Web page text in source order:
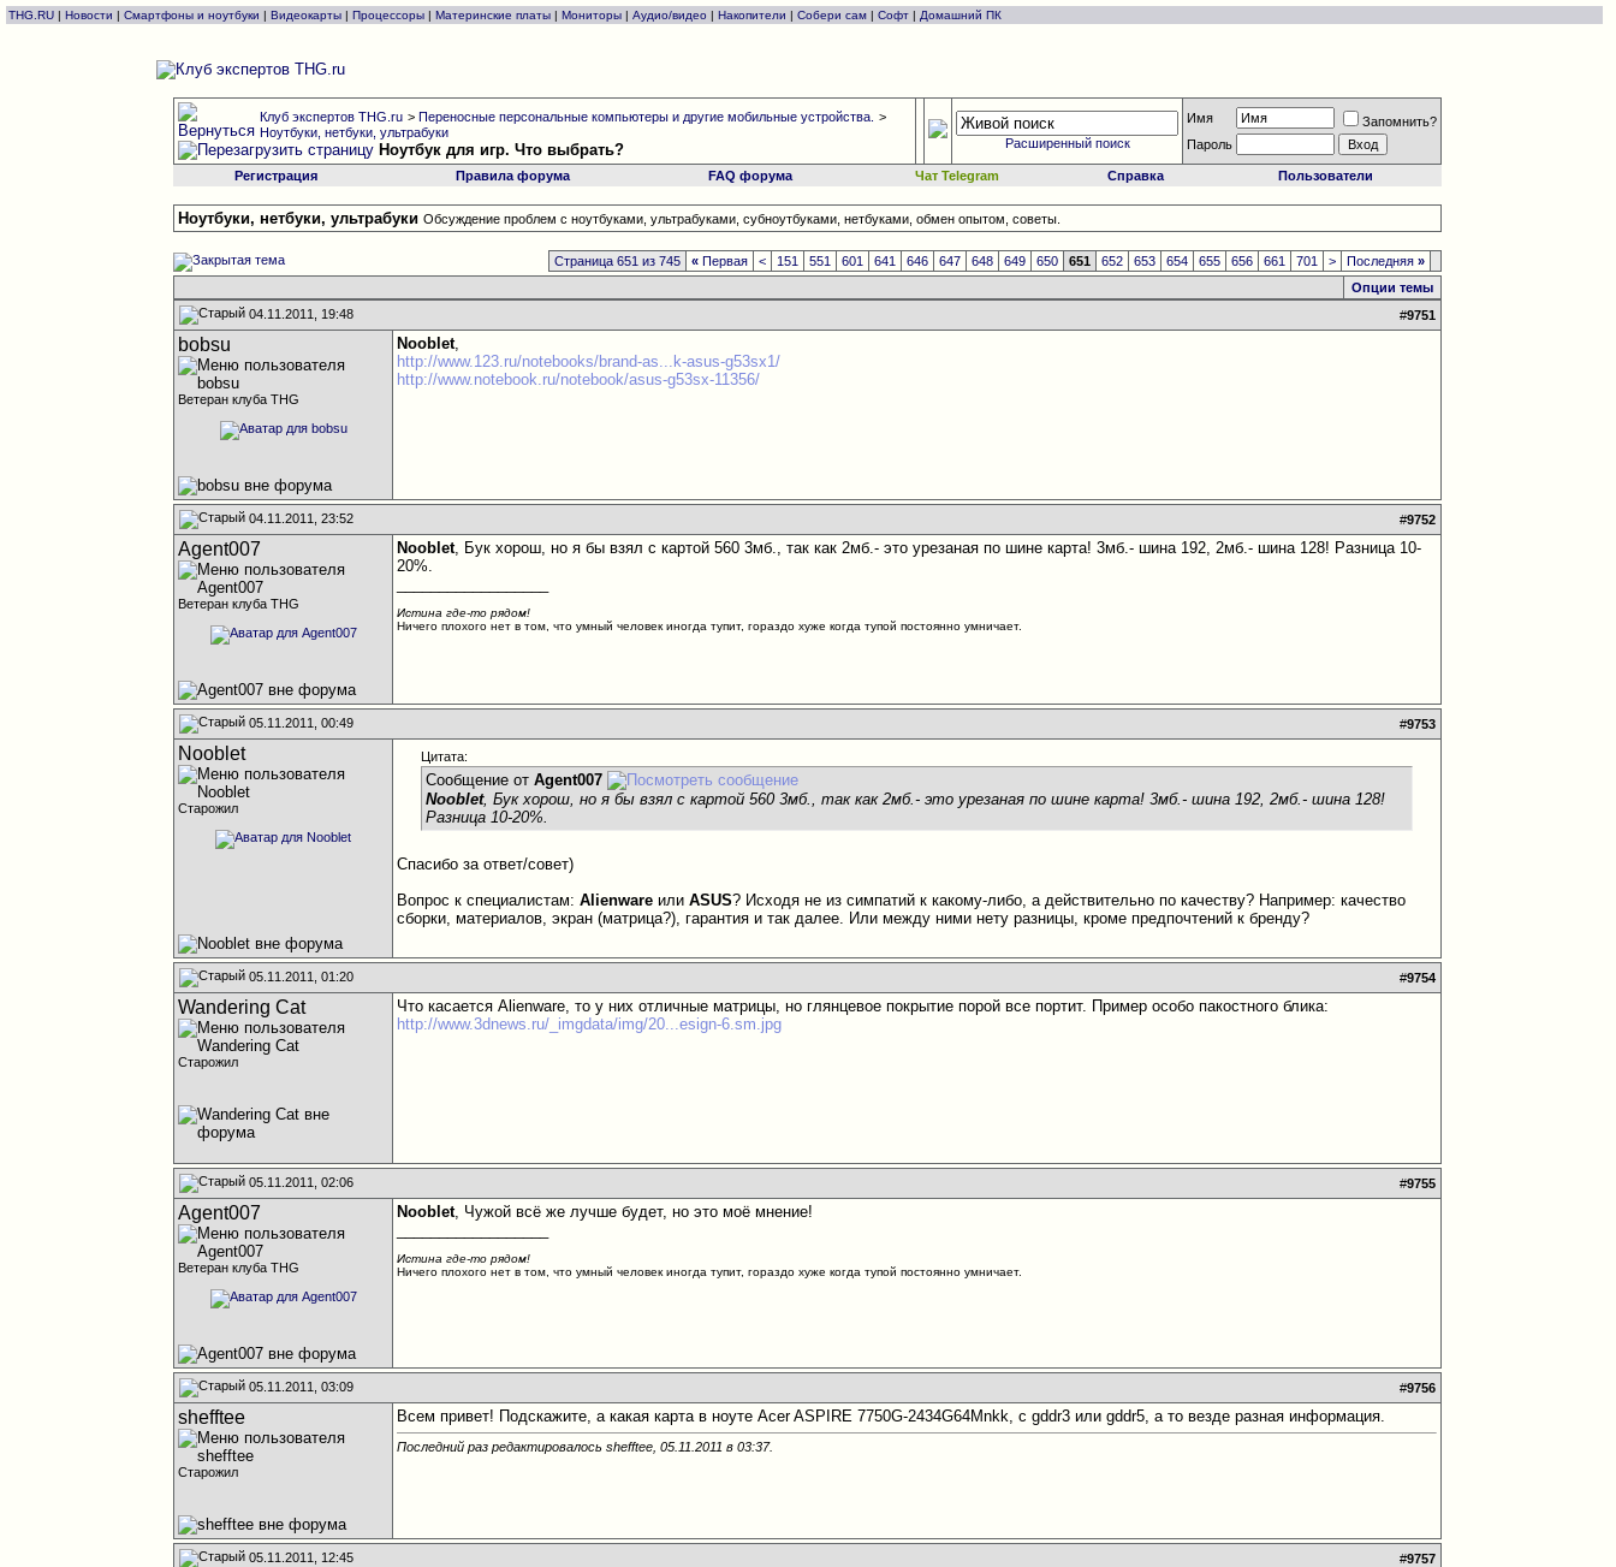
THG.RU | Новости | Смартфоны и ноутбуки | Видеокарты | Процессоры | Материнские платы | Мониторы | Аудио/видео | Накопители | Собери сам | Софт | Домашний ПК
Клуб экспертов THG.ru >Переносные персональные компьютеры и другие мобильные устройства.
>
Ноутбуки, нетбуки, ультрабуки
Ноутбук для игр. Что выбрать? Расширенный поиск
Имя
Запомнить?
Пароль
Регистрация Правила форума FAQ форума Чат Telegram Справка Пользователи
Ноутбуки, нетбуки, ультрабуки Обсуждение проблем с ноутбуками, ультрабуками, субноутбуками, нетбуками, обмен опытом, советы.
Страница 651 из 745 « Первая < 151 551 601 641 646 647 648 649 650 651 652 653 654 655 656 661 701 > Последняя»
Опции темы
04.11.2011, 19:48
#9751
bobsu
Ветеран клуба THG
Nooblet,
http://www.123.ru/notebooks/brand-as...k-asus-g53sx1/
http://www.notebook.ru/notebook/asus-g53sx-11356/
04.11.2011, 23:52 #9752
Agent007
Ветеран клуба THG
Nooblet, Бук хорош, но я бы взял с картой 560 3мб., так как 2мб.- это урезаная по шине карта! 3мб.- шина 192, 2мб.- шина 128! Разница 10-
20%.
Истина где-то рядом!
Ничего плохого нет в том, что умный человек иногда тупит, гораздо хуже когда тупой постоянно умничает.
05.11.2011, 00:49 #9753
Nooblet
Старожил
Цитата:
Сообщение отAgent007
Nooblet, Бук хорош, но я бы взял с картой 560 3мб., так как 2мб.- это урезаная по шине карта! 3мб.- шина 192, 2мб.- шина 128!
Разница 10-20%.
Спасибо за ответ/совет)
Вопрос к специалистам:Alienware илиASUS? Исходя не из симпатий к какому-либо, а действительно по качеству? Например: качество
сборки, материалов, экран (матрица?), гарантия и так далее. Или между ними нету разницы, кроме предпочтений к бренду?
05.11.2011, 01:20 #9754
Wandering Cat
Старожил
Что касается Alienware, то у них отличные матрицы, но глянцевое покрытие порой все портит. Пример особо пакостного блика:
http://www.3dnews.ru/_imgdata/img/20...esign-6.sm.jpg
05.11.2011, 02:06 #9755
Agent007
Ветеран клуба THG
Nooblet, Чужой всё же лучше будет, но это моё мнение!
Истина где-то рядом!
Ничего плохого нет в том, что умный человек иногда тупит, гораздо хуже когда тупой постоянно умничает.
05.11.2011, 03:09 #9756
shefftee
Старожил
Всем привет! Подскажите, а какая карта в ноуте Acer ASPIRE 7750G-2434G64Mnkk, с gddr3 или gddr5, а то везде разная информация.
Последний раз редактировалось shefftee, 05.11.2011 в03:37.
05.11.2011, 12:45 #9757